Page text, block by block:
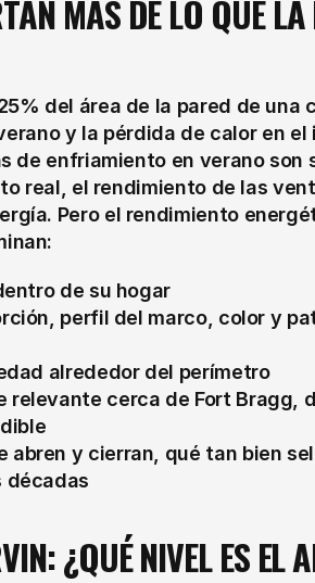
MÁS DE LO QUE
del área de la pared de una
y la pérdida de calor en el
de enfriamiento en verano
real, el rendimiento de las
Pero el rendimiento
de su hogar
perfil del marco, color y
alrededor del perímetro
cerca de Fort Bragg,
y cierran, qué tan bien
décadas
¿QUÉ NIVEL ES EL